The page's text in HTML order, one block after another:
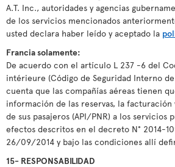
A.T. Inc., autoridades y agencias
de los servicios mencionados
usted declara haber leído y aceptado la
Francia solamente:
De acuerdo con el artículo L 237 -6 del
intérieure (Código de Seguridad Interno
cuenta que las compañías aéreas tienen
información de las reservas, la
de sus pasajeros (API/PNR) a los servicios
efectos descritos en el decreto N° 2014-
26/09/2014 y bajo las condiciones allí
15- RESPONSABILIDAD